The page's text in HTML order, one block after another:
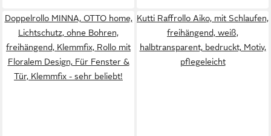
Doppelrollo MINNA, OTTO home,
Lichtschutz, ohne Bohren,
freihängend, Klemmfix, Rollo mit
Floralem Design, Für Fenster &
Tür, Klemmfix - sehr beliebt!
Kutti Raffrollo Aiko, mit Schlaufen,
freihängend, weiß,
halbtransparent, bedruckt, Motiv,
pflegeleicht